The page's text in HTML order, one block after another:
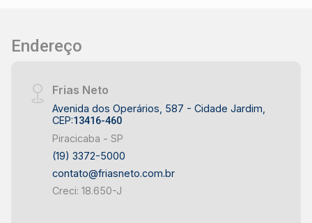
Endereço
Frias Neto
Avenida dos Operários, 587 - Cidade Jardim,
CEP:13416-460
Piracicaba - SP
(19) 3372-5000
contato@friasneto.com.br
Creci: 18.650-J